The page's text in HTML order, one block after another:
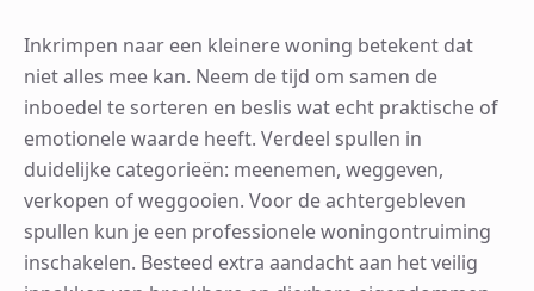
Inkrimpen naar een kleinere woning betekent dat
niet alles mee kan. Neem de tijd om samen de
inboedel te sorteren en beslis wat echt praktische of
emotionele waarde heeft. Verdeel spullen in
duidelijke categorieën: meenemen, weggeven,
verkopen of weggooien. Voor de achtergebleven
spullen kun je een professionele woningontruiming
inschakelen. Besteed extra aandacht aan het veilig